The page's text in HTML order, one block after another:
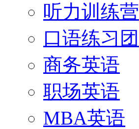
听力训练营
口语练习团
商务英语
职场英语
MBA英语